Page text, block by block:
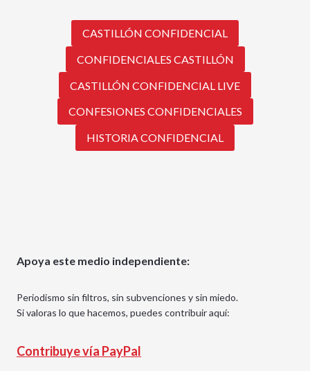
CASTILLÓN CONFIDENCIAL
CONFIDENCIALES CASTILLÓN
CASTILLÓN CONFIDENCIAL LIVE
CONFESIONES CONFIDENCIALES
HISTORIA CONFIDENCIAL
Apoya este medio independiente:
Periodismo sin filtros, sin subvenciones y sin miedo.
Si valoras lo que hacemos, puedes contribuir aquí:
Contribuye vía PayPal